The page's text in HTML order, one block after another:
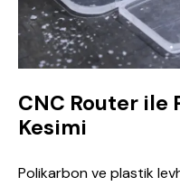
CNC Router ile
Kesimi
Polikarbon ve plastik